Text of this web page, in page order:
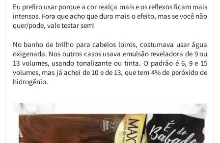
Eu prefiro usar porque a cor realça mais e os reflexos ficam mais
intensos. Fora que acho que dura mais o efeito, mas se você não
quer/pode, vale testar sem!
No banho de brilho para cabelos loiros, costumava usar água
oxigenada. Nos outros casos usava emulsão reveladora de 9 ou
13 volumes, usando tonalizante ou tinta. O padrão é 6, 9 e 15
volumes, mas já achei de 10 e de 13, que tem 4% de peróxido de
hidrogênio.